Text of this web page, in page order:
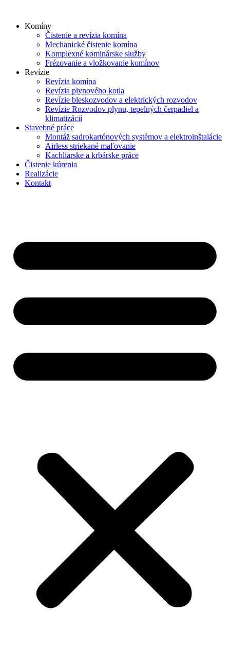
contentKomíny
Čistenie a revízia komína
Mechanické čistenie komína
Komplexné kominárske služby
Frézovanie a vložkovanie komínov
Revízie
Revízia komína
Revízia plynového kotla
Revízie bleskozvodov a elektrických rozvodov
Revízie Rozvodov plynu, tepelných čerpadiel a
klimatizácií
Stavebné práce
Montáž sadrokartónových systémov a elektroinštalácie
Airless striekané maľovanie
Kachliarske a krbárske práce
Čistenie kúrenia
Realizácie
Kontakt